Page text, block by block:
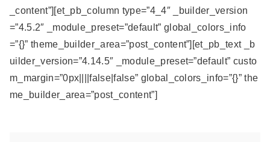
_content”][et_pb_column type=”4_4″ _builder_version
=”4.5.2″ _module_preset=”default” global_colors_info
=”{}” theme_builder_area=”post_content”][et_pb_text _b
uilder_version=”4.14.5″ _module_preset=”default” custo
m_margin=”0px||||false|false” global_colors_info=”{}” the
me_builder_area=”post_content”]